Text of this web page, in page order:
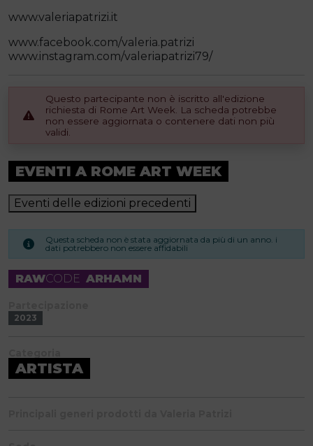
www.valeriapatrizi.it
www.facebook.com/valeria.patrizi
www.instagram.com/valeriapatrizi79/
Questo partecipante non è iscritto all'edizione
richiesta di Rome Art Week. La scheda potrebbe
non essere aggiornata o contenere dati non più
validi.
EVENTI A ROME ART WEEK
Eventi delle edizioni precedenti
Questa scheda non è stata aggiornata da più di un anno. i
dati potrebbero non essere affidabili
RAWCODE ARHAMN
2023
ARTISTA